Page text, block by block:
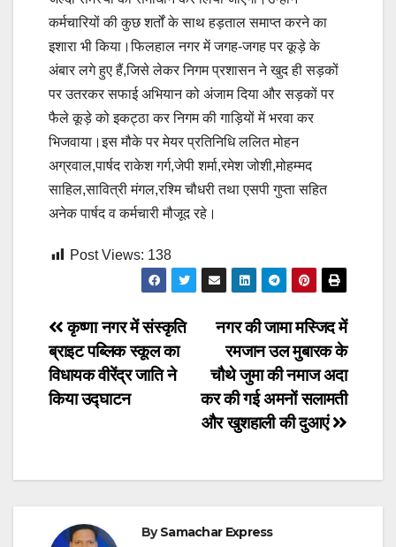
कर्मचारियों की कुछ शर्तों के साथ हड़ताल समाप्त करने का
इशारा भी किया।फिलहाल नगर में जगह-जगह पर कूड़े के
अंबार लगे हुए हैं,जिसे लेकर निगम प्रशासन ने खुद ही सड़कों
पर उतरकर सफाई अभियान को अंजाम दिया और सड़कों पर
फैले कूड़े को इकट्ठा कर निगम की गाड़ियों में भरवा कर
भिजवाया।इस मौके पर मेयर प्रतिनिधि ललित मोहन
अग्रवाल,पार्षद राकेश गर्ग,जेपी शर्मा,रमेश जोशी,मोहम्मद
साहिल,सावित्री मंगल,रश्मि चौधरी तथा एसपी गुप्ता सहित
अनेक पार्षद व कर्मचारी मौजूद रहे।
Post Views: 138
Post
navigation
नगर की जामा मस्जिद में
रमजान उल मुबारक के
चौथे जुमा की नमाज अदा
कर की गई अमनों सलामती
और खुशहाली की दुआएं
कृष्णा नगर में संस्कृति
ब्राइट पब्लिक स्कूल का
विधायक वीरेंद्र जाति ने
किया उद्घाटन
BySamachar Express